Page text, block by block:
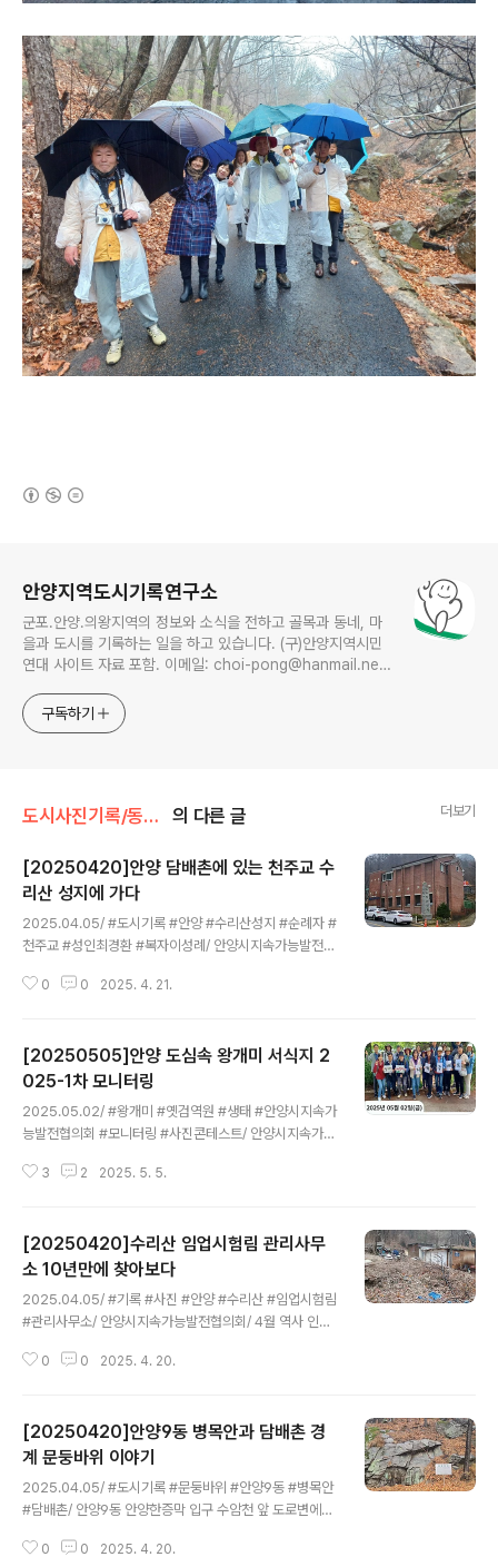
안양지역도시기록연구소
군포.안양.의왕지역의 정보와 소식을 전하고 골목과 동네, 마
을과 도시를 기록하는 일을 하고 있습니다. (구)안양지역시민
연대 사이트 자료 포함. 이메일: choi-pong@hanmail.net
구독하기
도시사진기록/동네탐사 의 다른 글 더보기
[20250420]안양 담배촌에 있는 천주교 수
리산 성지에 가다
2025.04.05/ #도시기록 #안양 #수리산성지 #순례자 #
천주교 #성인최경환 #복자이성례/ 안양시지속가능발전협
사적 흔적과 숨어있는 이야기 기행 탐방길에 들리다.
0 0 2025. 4. 21.
[20250505]안양 도심속 왕개미 서식지 2
025-1차 모니터링
2025.05.02/ #왕개미 #옛검역원 #생태 #안양시지속가
능발전협의회 #모니터링 #사진콘테스트/ 안양시지속가능
개미팀 주관으로 옛 국립농림축산검역본부 정원에 사는 왕
한 역사를 이야기를 듣는 한편 본관동앞 정원의 수호신같
은 50년 이상된 버드나무와 왕벚나무, 산수유나무, 튜울립
나무 등을 살펴보고 안양시 관련부서 협조로 지난 10년 동
안 시람이 발길이 닿지 않았던 미개방구역에 들어가 인간
표본 조사하고, 과거 이곳에서 발견된 고라니의 이야기, 안
3 2 2025. 5. 5.
[20250420]수리산 임업시험림 관리사무
소 10년만에 찾아보다
2025.04.05/ #기록 #사진 #안양 #수리산 #임업시험림
#관리사무소/ 안양시지속가능발전협의회/ 4월 역사 인문
는 이야기 기행 탐방길에 들리다. 안양시 만안구 병목안로
2015년무렵 다시 기보니 철거시켜 사라지고 말았다. 건물
이 자리한 산자락 오른쯕 아래에는 돌석도예박물관이 있으
며, 아름드리 나무 등 주변 풍관이 멋진 곳이다. 관련글[20
2503402]수리산 임업시험림 관리사무소 기록 소환(20
13.11.08.)https://ngoanyang.or.kr/10064
0 0 2025. 4. 20.
[20250420]안양9동 병목안과 담배촌 경
계 문둥바위 이야기
2025.04.05/ #도시기록 #문둥바위 #안양9동 #병목안
#담배촌/ 안양9동 안양한증막 입구 수암천 앞 도로변에는
0 0 2025. 4. 20.